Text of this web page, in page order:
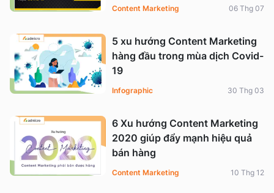
Content Marketing 06 Thg 07
5 xu hướng Content Marketing
hàng đầu trong mùa dịch Covid-
19
Infographic 30 Thg 03
6 Xu hướng Content Marketing
2020 giúp đẩy mạnh hiệu quả
bán hàng
Content Marketing 10 Thg 12